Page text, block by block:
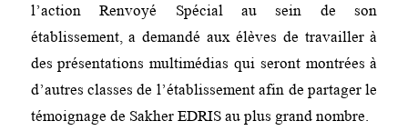
l’action Renvoyé Spécial au sein de son
établissement, a demandé aux élèves de travailler à
des présentations multimédias qui seront montrées à
d’autres classes de l’établissement afin de partager le
témoignage de Sakher EDRIS au plus grand nombre.